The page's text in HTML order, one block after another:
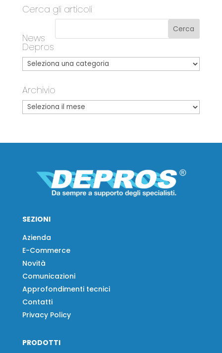
Cerca gli articoli
News
Depros
Archivio
SEZIONI
Azienda
E-Commerce
Novità
Comunicazioni
Approfondimenti tecnici
Contatti
Privacy Policy
PRODOTTI